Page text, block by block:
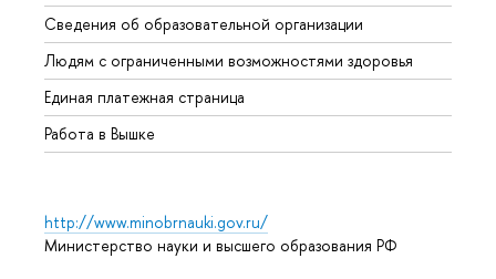
Сведения об образовательной организации
Людям с ограниченными возможностями здоровья
Единая платежная страница
Работа в Вышке
http://www.minobrnauki.gov.ru/
Министерство науки и высшего образования РФ